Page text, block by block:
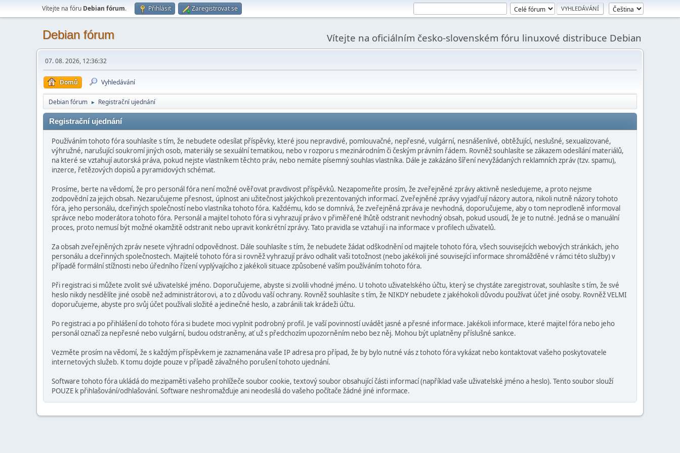
Vítejte na fóru Debian fórum. Přihlásit Zaregistrovat se
Debian fórum Vítejte na oficiálním česko-slovenském fóru linuxové distribuce Debian
07. 08. 2026, 12:36:32
Domů Vyhledávání
Debian fórum ► Registrační ujednání
Registrační ujednání
Používáním tohoto fóra souhlasíte s tím, že nebudete odesílat příspěvky, které jsou nepravdivé, pomlouvačné, nepřesné, vulgární, nesnášenlivé, obtěžující, neslušné, sexualizované,
výhružné, narušující soukromí jiných osob, materiály se sexuální tematikou, nebo v rozporu s mezinárodním či českým právním řádem. Rovněž souhlasíte se zákazem odesílání materiálů,
na které se vztahují autorská práva, pokud nejste vlastníkem těchto práv, nebo nemáte písemný souhlas vlastníka. Dále je zakázáno šíření nevyžádaných reklamních zpráv (tzv. spamu),
inzerce, řetězových dopisů a pyramidových schémat.
Prosíme, berte na vědomí, že pro personál fóra není možné ověřovat pravdivost příspěvků. Nezapomeňte prosím, že zveřejněné zprávy aktivně nesledujeme, a proto nejsme
zodpovědní za jejich obsah. Nezaručujeme přesnost, úplnost ani užitečnost jakýchkoli prezentovaných informací. Zveřejněné zprávy vyjadřují názory autora, nikoli nutně názory tohoto
fóra, jeho personálu, dceřiných společností nebo vlastníka tohoto fóra. Každému, kdo se domnívá, že zveřejněná zpráva je nevhodná, doporučujeme, aby o tom neprodleně informoval
správce nebo moderátora tohoto fóra. Personál a majitel tohoto fóra si vyhrazují právo v přiměřené lhůtě odstranit nevhodný obsah, pokud usoudí, že je to nutné. Jedná se o manuální
proces, proto nemusí být možné okamžitě odstranit nebo upravit konkrétní zprávy. Tato pravidla se vztahují i na informace v profilech uživatelů.
Za obsah zveřejněných zpráv nesete výhradní odpovědnost. Dále souhlasíte s tím, že nebudete žádat odškodnění od majitele tohoto fóra, všech souvisejících webových stránkách, jeho
personálu a dceřinných společnostech. Majitelé tohoto fóra si rovněž vyhrazují právo odhalit vaši totožnost (nebo jakékoli jiné související informace shromážděné v rámci této služby) v
případě formální stížnosti nebo úředního řízení vyplývajícího z jakékoli situace způsobené vaším používáním tohoto fóra.
Při registraci si můžete zvolit své uživatelské jméno. Doporučujeme, abyste si zvolili vhodné jméno. U tohoto uživatelského účtu, který se chystáte zaregistrovat, souhlasíte s tím, že své
heslo nikdy nesdělíte jiné osobě než administrátorovi, a to z důvodu vaší ochrany. Rovněž souhlasíte s tím, že NIKDY nebudete z jakéhokoli důvodu používat účet jiné osoby. Rovněž VELMI
doporučujeme, abyste pro svůj účet používali složité a jedinečné heslo, a zabránili tak krádeži účtu.
Po registraci a po přihlášení do tohoto fóra si budete moci vyplnit podrobný profil. Je vaší povinností uvádět jasné a přesné informace. Jakékoli informace, které majitel fóra nebo jeho
personál označí za nepřesné nebo vulgární, budou odstraněny, ať už s předchozím upozorněním nebo bez něj. Mohou být uplatněny příslušné sankce.
Vezměte prosím na vědomí, že s každým příspěvkem je zaznamenána vaše IP adresa pro případ, že by bylo nutné vás z tohoto fóra vykázat nebo kontaktovat vašeho poskytovatele
internetových služeb. K tomu dojde pouze v případě závažného porušení tohoto ujednání.
Software tohoto fóra ukládá do mezipaměti vašeho prohlížeče soubor cookie, textový soubor obsahující části informací (například vaše uživatelské jméno a heslo). Tento soubor slouží
POUZE k přihlašování/odhlašování. Software neshromažďuje ani neodesílá do vašeho počítače žádné jiné informace.